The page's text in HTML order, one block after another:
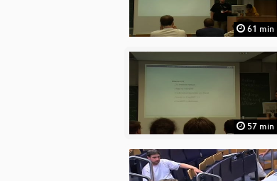
61 min
57 min